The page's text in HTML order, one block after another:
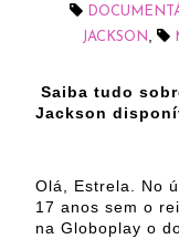
JACKSON,
Saiba tudo
Jackson
Olá, Estrela. No
17 anos sem o
na Globoplay o